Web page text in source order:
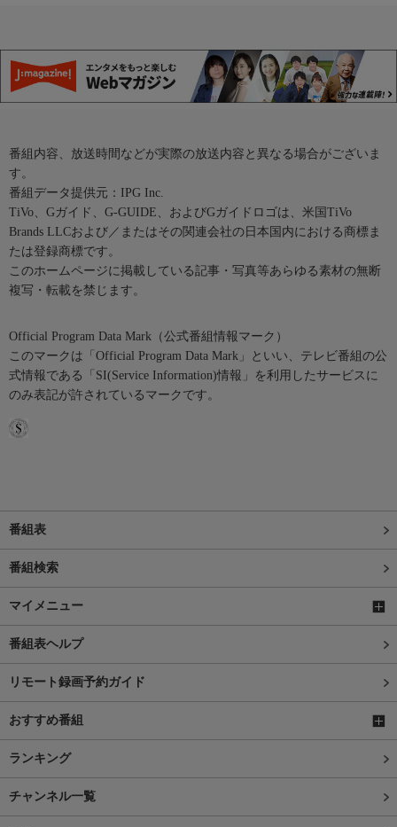
番組内容、放送時間などが実際の放送内容と異なる場合がございま
す。
番組データ提供元：IPG Inc.
TiVo、Gガイド、G-GUIDE、およびGガイドロゴは、米国TiVo
Brands LLCおよび／またはその関連会社の日本国内における商標ま
たは登録商標です。
このホームページに掲載している記事・写真等あらゆる素材の無断
複写・転載を禁じます。
Official Program Data Mark（公式番組情報マーク）
このマークは「Official Program Data Mark」といい、テレビ番組の公
式情報である「SI(Service Information)情報」を利用したサービスに
のみ表記が許されているマークです。
番組表
番組検索
マイメニュー
番組表ヘルプ
リモート録画予約ガイド
おすすめ番組
ランキング
チャンネル一覧